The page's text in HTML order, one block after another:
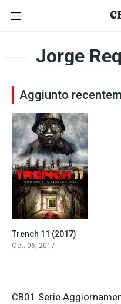
Jorge
Aggiunto
5.4
Trench 11 (2017)
Oct. 06, 2017
CB01 Serie